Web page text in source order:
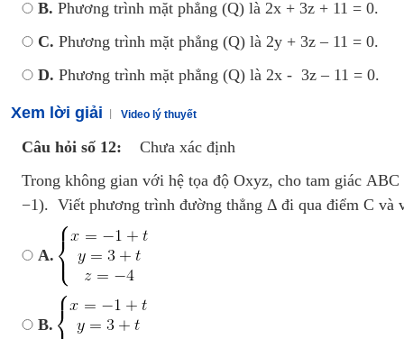
B. Phương trình mặt phẳng (Q) là 2x + 3z + 11 = 0.
C. Phương trình mặt phẳng (Q) là 2y + 3z – 11 = 0.
D. Phương trình mặt phẳng (Q) là 2x - 3z – 11 = 0.
Xem lời giải Video lý thuyết
Câu hỏi số 12:
Chưa xác định
Trong không gian với hệ tọa độ Oxyz, cho tam giác
−1). Viết phương trình đường thẳng Δ đi qua điểm C và
A.
B.